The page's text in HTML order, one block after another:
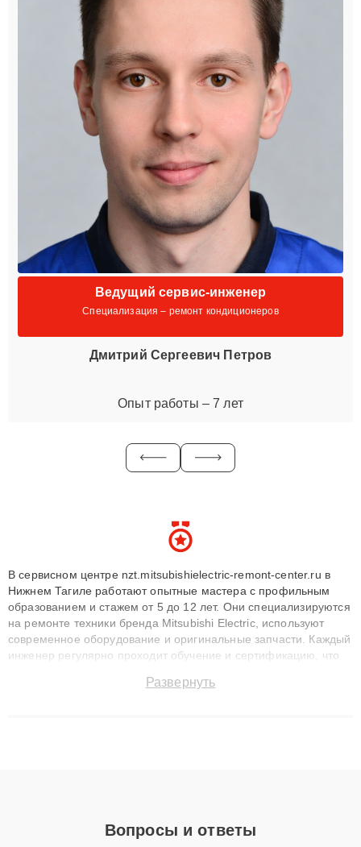
Ведущий сервис-инженер
Специализация – ремонт кондиционеров
Дмитрий Сергеевич Петров
Опыт работы – 7 лет
В сервисном центре nzt.mitsubishielectric-remont-center.ru в
Нижнем Тагиле работают опытные мастера с профильным
образованием и стажем от 5 до 12 лет. Они специализируются
на ремонте техники бренда Mitsubishi Electric, используют
современное оборудование и оригинальные запчасти. Каждый
инженер регулярно проходит обучение и сертификацию, что
восстанавливать технику с сохранением гарантии до 3 лет.
Развернуть
Вопросы и ответы